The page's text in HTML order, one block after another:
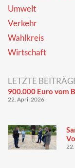
Umwelt
Verkehr
Wahlkreis
Wirtschaft
LETZTE
900.000 Euro vom
22. April 2026